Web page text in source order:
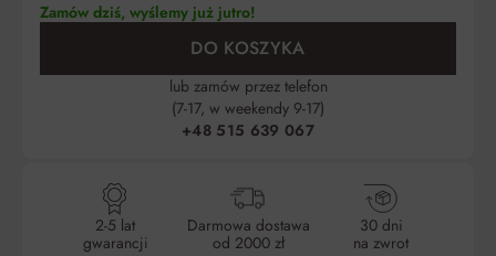
Zamów dziś, wyślemy już jutro!
DO KOSZYKA
lub zamów przez telefon
(7-17, w weekendy 9-17)
+48 515 639 067
2-5 lat
gwarancji
Darmowa dostawa
od 2000 zł
30 dni
na zwrot